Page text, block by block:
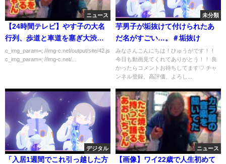
ニュース
【24時間テレビ】やす子の大名
行列、歩道と車道を塞ぎ大渋
滞！！！！！
c_img_param=; //img-c.net/output/site/42.js
c_img_param=; //img-c.net/...
未分類
芋男子が垢抜けて付けられたあ
だ名がすごい…。＃垢抜け
みなさんこんにちは！ひゅうがです！！
今日も動画見てくれてありがとう！！ 良
かったらコメントお待ちしてます♡ チャ
ンネル登録、高評価、よろし...
デジタル
「入居1週間でこれ引っ越した方
ニュース
【画像】ワイ22歳で人生初めて